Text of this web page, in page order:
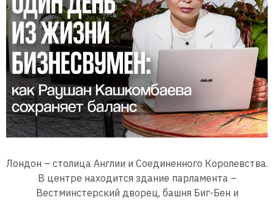
Лондон – столица Англии и Соединенного Королевства.
В центре находится здание парламента –
Вестминстерский дворец, башня Биг-Бен и